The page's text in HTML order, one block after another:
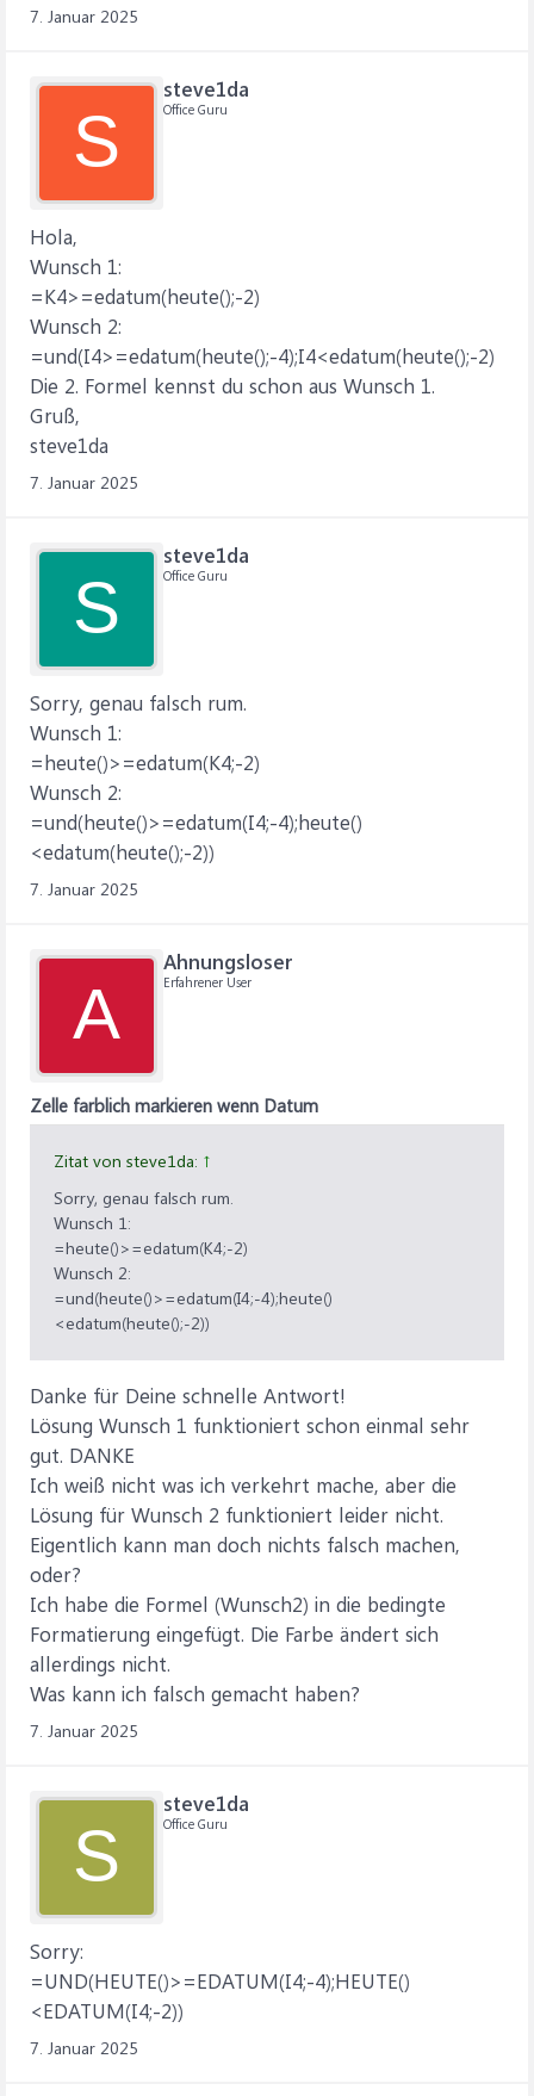
7. Januar 2025
S
steve1da
Office Guru
Hola,
Wunsch 1:
=K4>=edatum(heute();-2)
Wunsch 2:
=und(I4>=edatum(heute();-4);I4<edatum(heute();-2)
Die 2. Formel kennst du schon aus Wunsch 1.
Gruß,
steve1da
7. Januar 2025
S
steve1da
Office Guru
Sorry, genau falsch rum.
Wunsch 1:
=heute()>=edatum(K4;-2)
Wunsch 2:
=und(heute()>=edatum(I4;-4);heute()
<edatum(heute();-2))
7. Januar 2025
A
Ahnungsloser
Erfahrener User
Zelle farblich markieren wenn Datum
Zitat von steve1da: ↑
Sorry, genau falsch rum.
Wunsch 1:
=heute()>=edatum(K4;-2)
Wunsch 2:
=und(heute()>=edatum(I4;-4);heute()
<edatum(heute();-2))
Danke für Deine schnelle Antwort!
Lösung Wunsch 1 funktioniert schon einmal sehr
gut. DANKE
Ich weiß nicht was ich verkehrt mache, aber die
Lösung für Wunsch 2 funktioniert leider nicht.
Eigentlich kann man doch nichts falsch machen,
oder?
Ich habe die Formel (Wunsch2) in die bedingte
Formatierung eingefügt. Die Farbe ändert sich
allerdings nicht.
Was kann ich falsch gemacht haben?
7. Januar 2025
S
steve1da
Office Guru
Sorry:
=UND(HEUTE()>=EDATUM(I4;-4);HEUTE()
<EDATUM(I4;-2))
7. Januar 2025